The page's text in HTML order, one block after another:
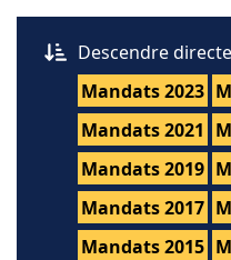
Descendre
Mandats 2023
Mandats 2021
Mandats 2019
Mandats 2017
Mandats 2015